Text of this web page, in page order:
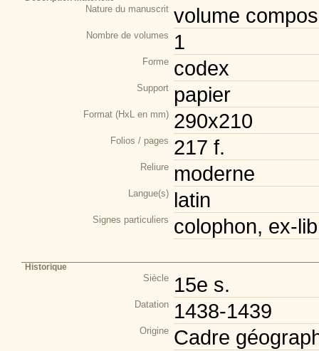
Nature du manuscrit volume
Nombre de volumes 1
Forme codex
Support papier
Format (HxL en mm) 290x210
Folios / pages 217 f.
Reliure moderne
Langue(s) latin
Signes particuliers colophon, ex-
Historique
Siècle 15e s.
Datation 1438-1439
Origine Cadre